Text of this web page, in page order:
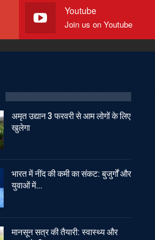
Youtube
Join us on Youtube
अमृत उद्यान 3 फरवरी से आम लोगों के लिए
खुलेगा
भारत में नींद की कमी का संकट: बुजुर्गों और
युवाओं में…
मानसून सत्र की तैयारी: स्वास्थ्य और